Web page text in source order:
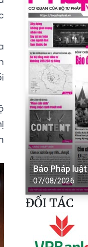
Báo Pháp
07/08/2026
ĐỐI TÁC